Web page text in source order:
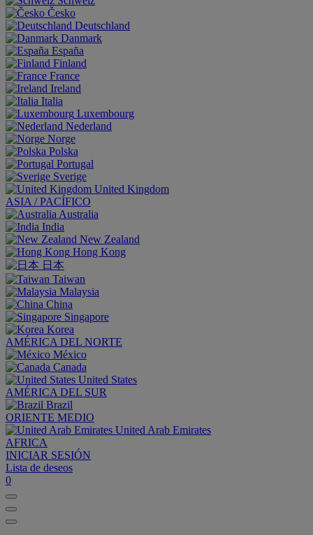
Česko
Deutschland
Danmark
España
Finland
France
Ireland
Italia
Luxembourg
Nederland
Norge
Polska
Portugal
Sverige
United Kingdom
ASIA / PACÍFICO
Australia
India
New Zealand
Hong Kong
日本
Taiwan
Malaysia
China
Singapore
Korea
AMÉRICA DEL NORTE
México
Canada
United States
AMÉRICA DEL SUR
Brazil
ORIENTE MEDIO
United Arab Emirates
AFRICA
INICIAR SESIÓN
Lista de deseos
0